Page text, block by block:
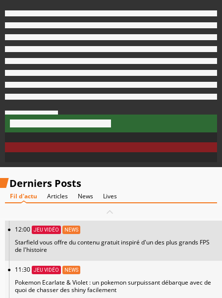
Derniers Posts
Fil d'actu Articles News Lives
12:00 JEU VIDÉO NEWS
Starfield vous offre du contenu gratuit inspiré d'un des plus grands FPS
de l'histoire
11:30 JEU VIDÉO NEWS
Pokemon Ecarlate & Violet : un pokemon surpuissant débarque avec de
quoi de chasser des shiny facilement